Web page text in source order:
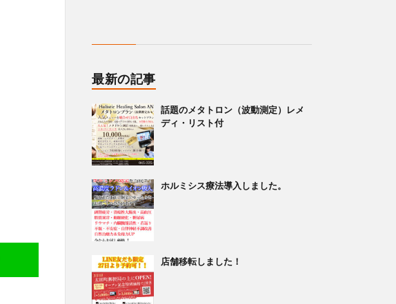
最新の記事
話題のメタトロン（波動測定）レメ
ディ・リスト付
ホルミシス療法導入しました。
店舗移転しました！